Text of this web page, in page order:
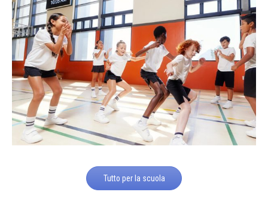
Tutto per la scuola